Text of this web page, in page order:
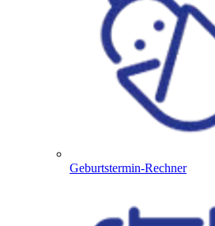
Geburtstermin-Rechner